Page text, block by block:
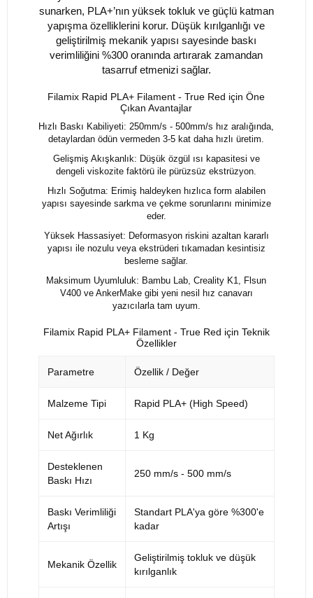
sunarken, PLA+’nın yüksek tokluk ve güçlü katman
yapışma özelliklerini korur. Düşük kırılganlığı ve
geliştirilmiş mekanik yapısı sayesinde baskı
verimliliğini %300 oranında artırarak zamandan
tasarruf etmenizi sağlar.
Filamix Rapid PLA+ Filament - True Red için Öne
Çıkan Avantajlar
Hızlı Baskı Kabiliyeti: 250mm/s - 500mm/s hız aralığında,
detaylardan ödün vermeden 3-5 kat daha hızlı üretim.
Gelişmiş Akışkanlık: Düşük özgül ısı kapasitesi ve
dengeli viskozite faktörü ile pürüzsüz ekstrüzyon.
Hızlı Soğutma: Erimiş haldeyken hızlıca form alabilen
yapısı sayesinde sarkma ve çekme sorunlarını minimize
eder.
Yüksek Hassasiyet: Deformasyon riskini azaltan kararlı
yapısı ile nozulu veya ekstrüderi tıkamadan kesintisiz
besleme sağlar.
Maksimum Uyumluluk: Bambu Lab, Creality K1, Flsun
V400 ve AnkerMake gibi yeni nesil hız canavarı
yazıcılarla tam uyum.
Filamix Rapid PLA+ Filament - True Red için Teknik
Özellikler
Parametre Özellik / Değer
Malzeme Tipi Rapid PLA+ (High Speed)
Net Ağırlık 1 Kg
Desteklenen
Baskı Hızı
250 mm/s - 500 mm/s
Baskı Verimliliği
Artışı
Standart PLA'ya göre %300'e
kadar
Mekanik Özellik
Geliştirilmiş tokluk ve düşük
kırılganlık